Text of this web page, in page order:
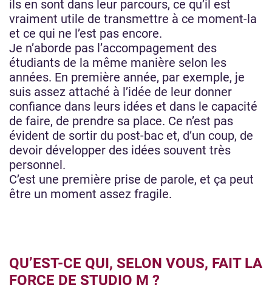
ils en sont dans leur parcours, ce qu’il est
vraiment utile de transmettre à ce moment-la
et ce qui ne l’est pas encore.
Je n’aborde pas l’accompagement des
étudiants de la même manière selon les
années. En première année, par exemple, je
suis assez attaché à l’idée de leur donner
confiance dans leurs idées et dans le capacité
de faire, de prendre sa place. Ce n’est pas
évident de sortir du post-bac et, d’un coup, de
devoir développer des idées souvent très
personnel.
C’est une première prise de parole, et ça peut
être un moment assez fragile.
QU’EST-CE QUI, SELON VOUS, FAIT LA
FORCE DE STUDIO M ?